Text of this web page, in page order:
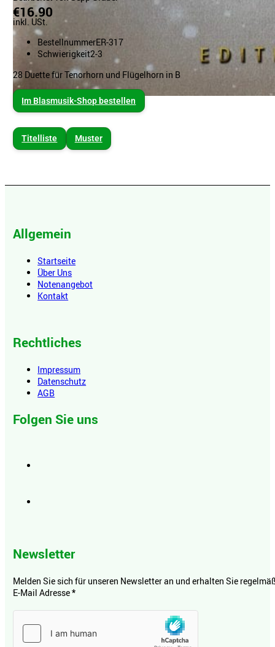
€16.90
inkl. USt.
BestellnummerER-317
Schwierigkeit2-3
28 Duette für Tenorhorn und Flügelhorn in B
Im Blasmusik-Shop bestellen
Titelliste Muster
Allgemein
Startseite
Über Uns
Notenangebot
Kontakt
Rechtliches
Impressum
Datenschutz
AGB
Folgen Sie uns
Newsletter
Melden Sie sich für unseren Newsletter an und erhalten Sie
E-Mail Adresse*